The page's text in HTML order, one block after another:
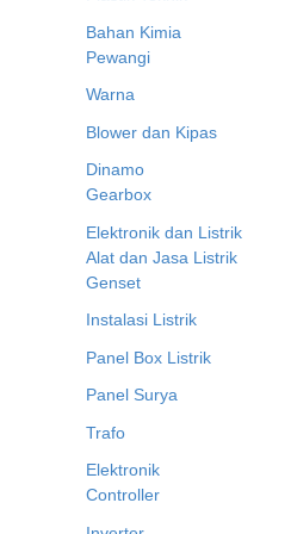
Bahan Kimia
Pewangi
Warna
Blower dan Kipas
Dinamo
Gearbox
Elektronik dan Listrik
Alat dan Jasa Listrik
Genset
Instalasi Listrik
Panel Box Listrik
Panel Surya
Trafo
Elektronik
Controller